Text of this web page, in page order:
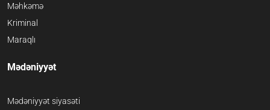
Məhkəmə
Kriminal
Maraqlı
Mədəniyyət
Mədəniyyət siyasəti